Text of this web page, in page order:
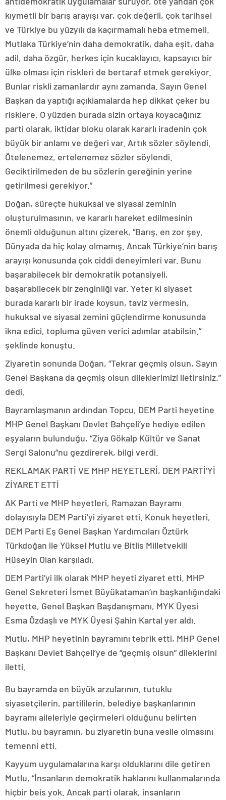
kıymetli bir barış arayışı var, çok değerli, çok tarihsel
ve Türkiye bu yüzyılı da kaçırmamalı heba etmemeli.
Mutlaka Türkiye’nin daha demokratik, daha eşit, daha
adil, daha özgür, herkes için kucaklayıcı, kapsayıcı bir
ülke olması için riskleri de bertaraf etmek gerekiyor.
Bunlar riskli zamanlardır aynı zamanda. Sayın Genel
Başkan da yaptığı açıklamalarda hep dikkat çeker bu
risklere. O yüzden burada sizin ortaya koyacağınız
parti olarak, iktidar bloku olarak kararlı iradenin çok
büyük bir anlamı ve değeri var. Artık sözler söylendi.
Ötelenemez, ertelenemez sözler söylendi.
Geciktirilmeden de bu sözlerin gereğinin yerine
getirilmesi gerekiyor.”
Doğan, süreçte hukuksal ve siyasal zeminin
oluşturulmasının, ve kararlı hareket edilmesinin
önemli olduğunun altını çizerek, “Barış, en zor şey.
Dünyada da hiç kolay olmamış. Ancak Türkiye’nin barış
arayışı konusunda çok ciddi deneyimleri var. Bunu
başarabilecek bir demokratik potansiyeli,
başarabilecek bir zenginliği var. Yeter ki siyaset
burada kararlı bir irade koysun, taviz vermesin,
hukuksal ve siyasal zemini güçlendirme konusunda
ikna edici, topluma güven verici adımlar atabilsin.”
şeklinde konuştu.
Ziyaretin sonunda Doğan, “Tekrar geçmiş olsun, Sayın
Genel Başkana da geçmiş olsun dileklerimizi iletirsiniz.”
dedi.
Bayramlaşmanın ardından Topcu, DEM Parti heyetine
MHP Genel Başkanı Devlet Bahçeli’ye hediye edilen
eşyaların bulunduğu, “Ziya Gökalp Kültür ve Sanat
Sergi Salonu”nu gezdirerek, bilgi verdi.
REKLAMAK PARTİ VE MHP HEYETLERİ, DEM PARTİ’Yİ
ZİYARET ETTİ
AK Parti ve MHP heyetleri, Ramazan Bayramı
dolayısıyla DEM Parti’yi ziyaret etti. Konuk heyetleri,
DEM Parti Eş Genel Başkan Yardımcıları Öztürk
Türkdoğan ile Yüksel Mutlu ve Bitlis Milletvekili
Hüseyin Olan karşıladı.
DEM Parti’yi ilk olarak MHP heyeti ziyaret etti. MHP
Genel Sekreteri İsmet Büyükataman’ın başkanlığındaki
heyette, Genel Başkan Başdanışmanı, MYK Üyesi
Esma Özdaşlı ve MYK Üyesi Şahin Kartal yer aldı.
Mutlu, MHP heyetinin bayramını tebrik etti, MHP Genel
Başkanı Devlet Bahçeli’ye de “geçmiş olsun” dileklerini
iletti.
Bu bayramda en büyük arzularının, tutuklu
siyasetçilerin, partililerin, belediye başkanlarının
bayramı aileleriyle geçirmeleri olduğunu belirten
Mutlu, bu bayramın, bu ziyaretin buna vesile olmasını
temenni etti.
Kayyum uygulamalarına karşı olduklarını dile getiren
Mutlu, “İnsanların demokratik haklarını kullanmalarında
hiçbir beis yok. Ancak parti olarak, insanların